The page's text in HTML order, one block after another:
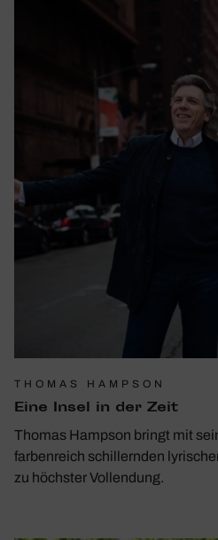
THOMAS HAMPSON
Eine Insel in der Zeit
Thomas Hampson bringt mit
farbenreich schillernden
zu höchster Vollendung.